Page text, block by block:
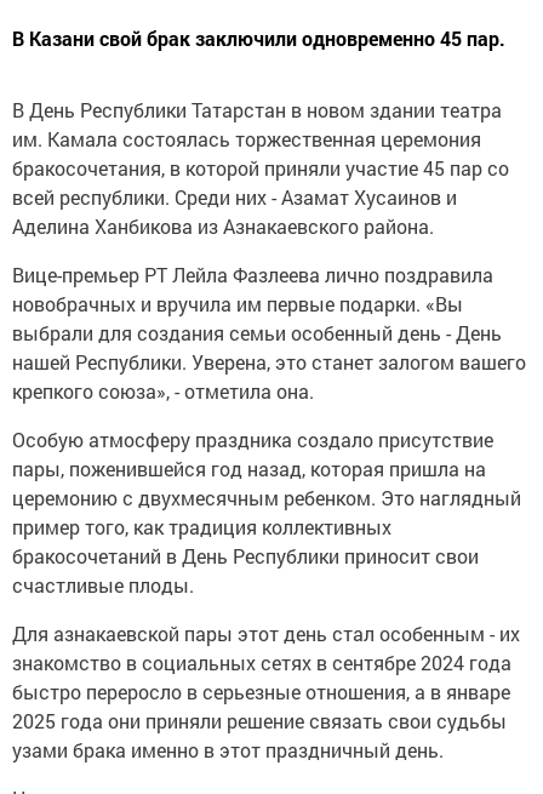
В Казани свой брак заключили одновременно 45 пар.
В День Республики Татарстан в новом здании театра
им. Камала состоялась торжественная церемония
бракосочетания, в которой приняли участие 45 пар со
всей республики. Среди них - Азамат Хусаинов и
Аделина Ханбикова из Азнакаевского района.
Вице-премьер РТ Лейла Фазлеева лично поздравила
новобрачных и вручила им первые подарки. «Вы
выбрали для создания семьи особенный день - День
нашей Республики. Уверена, это станет залогом вашего
крепкого союза», - отметила она.
Особую атмосферу праздника создало присутствие
пары, поженившейся год назад, которая пришла на
церемонию с двухмесячным ребенком. Это наглядный
пример того, как традиция коллективных
бракосочетаний в День Республики приносит свои
счастливые плоды.
Для азнакаевской пары этот день стал особенным - их
знакомство в социальных сетях в сентябре 2024 года
быстро переросло в серьезные отношения, а в январе
2025 года они приняли решение связать свои судьбы
узами брака именно в этот праздничный день.